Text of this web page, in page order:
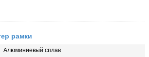
рамки
Алюминиевый сплав